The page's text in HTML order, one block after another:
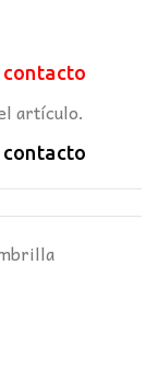
contacto
artículo.
contacto